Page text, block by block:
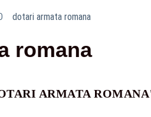
dotari armata romana
romana
ARMATA